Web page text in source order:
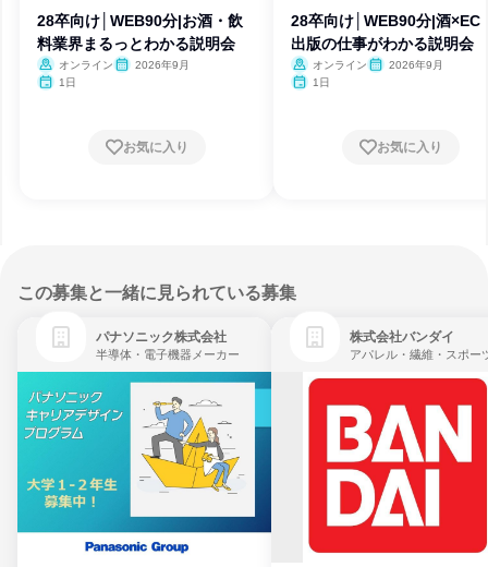
28卒向け│WEB90分|お酒・飲
料業界まるっとわかる説明会
オンライン
2026年9月
1日
お気に入り
28卒向け│WEB90分|酒×EC
出版の仕事がわかる説明会
オンライン
2026年9月
1日
お気に入り
この募集と一緒に見られている募集
パナソニック株式会社
半導体・電子機器メーカー
株式会社バンダイ